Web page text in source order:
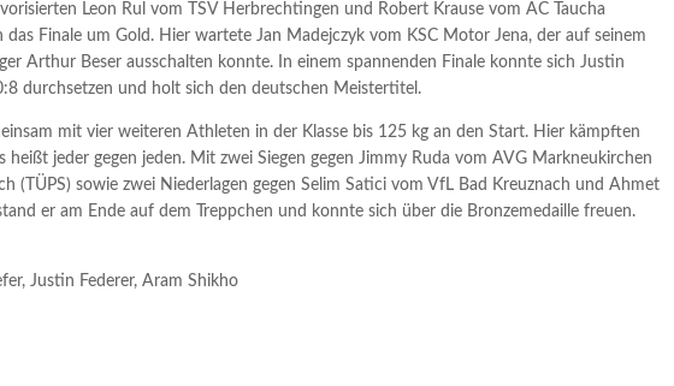
Leon Rul vom TSV Herbrechtingen und Robert Krause vom AC Taucha
Finale um Gold. Hier wartete Jan Madejczyk vom KSC Motor Jena, der auf seinem
Arthur Beser ausschalten konnte. In einem spannenden Finale konnte sich Justin
durchsetzen und holt sich den deutschen Meistertitel.
mit vier weiteren Athleten in der Klasse bis 125 kg an den Start. Hier kämpften
jeder gegen jeden. Mit zwei Siegen gegen Jimmy Ruda vom AVG Markneukirchen
(TÜPS) sowie zwei Niederlagen gegen Selim Satici vom VfL Bad Kreuznach und Ahmet
er am Ende auf dem Treppchen und konnte sich über die Bronzemedaille freuen.
Justin Federer, Aram Shikho